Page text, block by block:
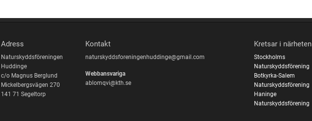
Adress
Naturskyddsföreningen
Huddinge
c/o Magnus Berglund
Mickelbergsvägen 270
141 71 Segeltorp
Kontakt
naturskyddsforeningenhuddinge@gmail.com
Webbansvariga
ablomqvi@kth.se
Kretsar i närheten
Stockholms
Naturskyddsförening
Botkyrka-Salem
Naturskyddsförening
Haninge
Naturskyddsförening